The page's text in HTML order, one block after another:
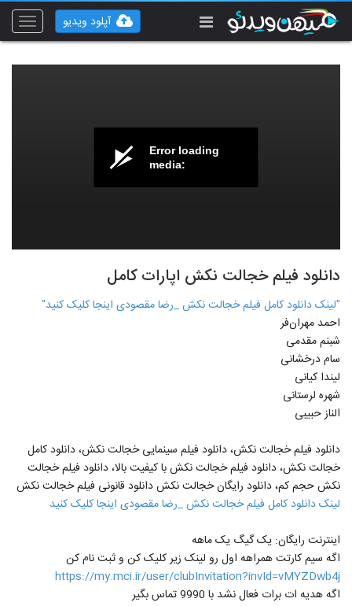
Toggle
آپلود ویدیو
Error loading
media:
دانلود فیلم خجالت نکش اپارات کامل
"لینک دانلود کامل فیلم خجالت نکش _رضا مقصودی اینجا کلیک کنید"
احمد مهران‌فر
شبنم مقدمی
سام درخشانی
لیندا کیانی
شهره لرستانی
الناز حبیبی
دانلود فیلم خجالت نکش، دانلود فیلم سینمایی خجالت نکش، دانلود کامل
خجالت نکش، دانلود فیلم خجالت نکش با کیفیت بالا، دانلود فیلم خجالت
نکش حجم کم، دانلود رایگان خجالت نکش دانلود قانونی فیلم خجالت نکش
لینک دانلود کامل فیلم خجالت نکش _رضا مقصودی اینجا کلیک کنید
اینترنت رایگان: یک گیگ یک ماهه
اگه سیم کارتت همراهه اول رو لینک زیر کلیک کن و ثبت نام کن
https://my.mci.ir/user/clubInvitation?invId=vMYZDwb4j
اگه هدیه ات برات فعال نشد با 9990 تماس بگیر